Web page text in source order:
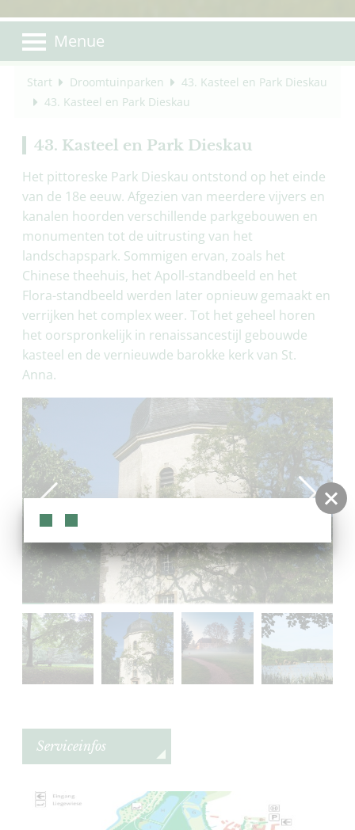
Menue
Start Droomtuinparken
43. Kasteel en Park Dieskau
43. Kasteel en Park Dieskau
43. Kasteel en Park Dieskau
Het pittoreske Park Dieskau ontstond op het einde
van de 18e eeuw. Afgezien van meerdere vijvers en
kanalen hoorden verschillende parkgebouwen en
monumenten tot de uitrusting van het
landschapspark. Sommigen ervan, zoals het
Chinese theehuis, het Apoll-standbeeld en het
Flora-standbeeld werden later opnieuw gemaakt en
verrijken het complex weer. Tot het geheel horen
het oorspronkelijk in renaissancestijl gebouwde
kasteel en de vernieuwde barokke kerk van St.
Anna.
Serviceinfos